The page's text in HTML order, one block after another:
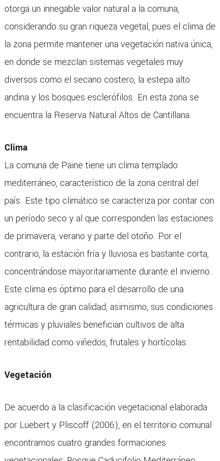
otorga un innegable valor natural a la comuna,
considerando su gran riqueza vegetal, pues el clima de
la zona permite mantener una vegetación nativa única,
en donde se mezclan sistemas vegetales muy
diversos como el secano costero, la estepa alto
andina y los bosques esclerófilos. En esta zona se
encuentra la Reserva Natural Altos de Cantillana.
Clima
La comuna de Paine tiene un clima templado
mediterráneo, característico de la zona central del
país. Este tipo climático se caracteriza por contar con
un período seco y al que corresponden las estaciones
de primavera, verano y parte del otoño. Por el
contrario, la estación fría y lluviosa es bastante corta,
concentrándose mayoritariamente durante el invierno.
Este clima es óptimo para el desarrollo de una
agricultura de gran calidad, asimismo, sus condiciones
térmicas y pluviales benefician cultivos de alta
rentabilidad como viñedos, frutales y hortícolas.
Vegetación
De acuerdo a la clasificación vegetacional elaborada
por Luebert y Pliscoff (2006), en el territorio comunal
encontramos cuatro grandes formaciones